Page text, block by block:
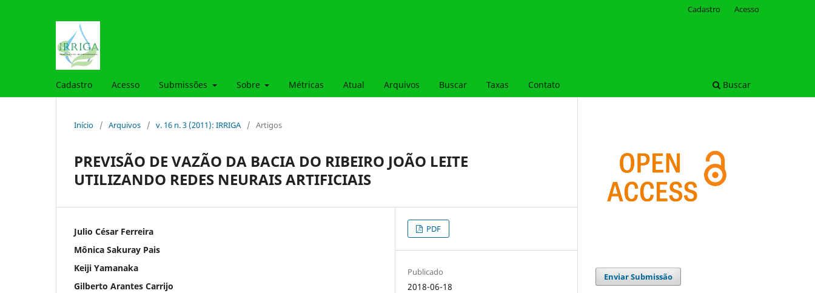
Cadastro Acesso Submissões Sobre Métricas Atual Arquivos Buscar Taxas Contato Buscar
Cadastro Acesso
Início / Arquivos / v. 16 n. 3 (2011): IRRIGA / Artigos
PREVISÃO DE VAZÃO DA BACIA DO RIBEIRO JOÃO LEITE
UTILIZANDO REDES NEURAIS ARTIFICIAIS
Julio César Ferreira
Mônica Sakuray Pais
Keiji Yamanaka
Gilberto Arantes Carrijo
PDF
Publicado
2018-06-18
Enviar Submissão